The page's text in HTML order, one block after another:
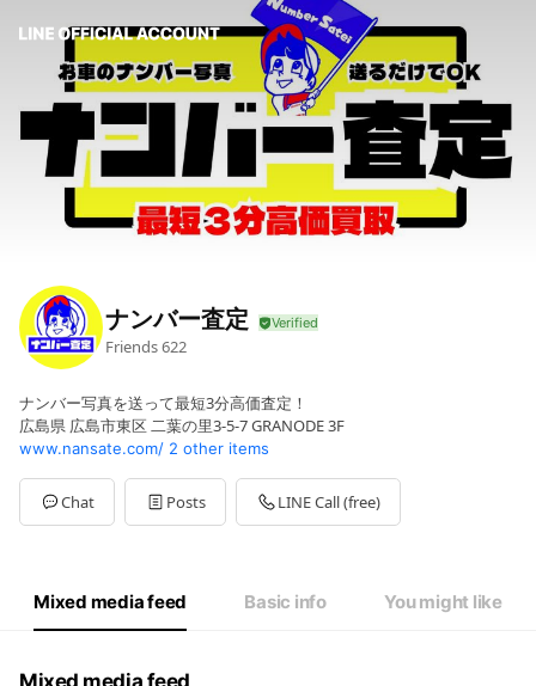
ナンバー査定
Friends622
ナンバー写真を送って最短3分高価査定！
広島県 広島市東区 二葉の里3-5-7 GRANODE 3F
www.nansate.com/ 2 other items
Chat Posts LINE Call (free)
Mixed media feed Basic info You might like